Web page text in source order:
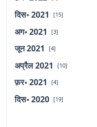
दिस॰ 2021 [15]
अग॰ 2021 [3]
जून 2021 [4]
अप्रैल 2021 [10]
फ़र॰ 2021 [4]
दिस॰ 2020 [19]